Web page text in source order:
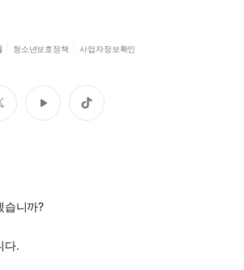
청소년보호정책 사업자정보확인
유
튜
틱
톡
습니까?
다.